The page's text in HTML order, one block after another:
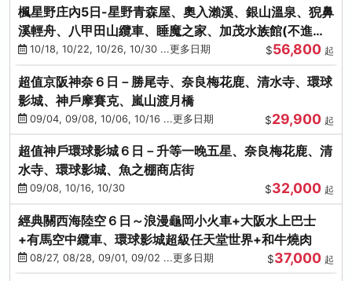
楓星野庄內5日-星野青森屋、奧入瀨溪、銀山溫泉、猊鼻
溪輕舟、八甲田山纜車、睡魔之家、加茂水族館(不進店)
(庄內/庄內)
10/18, 10/22, 10/26, 10/30 ...更多日期 $56,800 起
超值京阪神奈６日－勝尾寺、奈良梅花鹿、清水寺、環球
影城、神戶摩賽克、嵐山渡月橋
09/04, 09/08, 10/06, 10/16 ...更多日期 $29,900 起
超值神戶環球影城６日－升等一晚五星、奈良梅花鹿、清
水寺、環球影城、魚之棚商店街
09/08, 10/16, 10/30 $32,000 起
經典關西海陸空６日～浪漫龜岡小火車+大阪水上巴士
+有馬空中纜車、環球影城超級任天堂世界+和牛燒肉
08/27, 08/28, 09/01, 09/02 ...更多日期 $37,000 起